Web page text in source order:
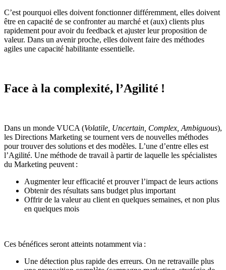
C’est pourquoi elles doivent fonctionner différemment, elles doivent
être en capacité de se confronter au marché et (aux) clients plus
rapidement pour avoir du feedback et ajuster leur proposition de
valeur. Dans un avenir proche, elles doivent faire des méthodes
agiles une capacité habilitante essentielle.
Face à la complexité, l’Agilité !
Dans un monde VUCA (Volatile, Uncertain, Complex, Ambiguous),
les Directions Marketing se tournent vers de nouvelles méthodes
pour trouver des solutions et des modèles. L’une d’entre elles est
l’Agilité. Une méthode de travail à partir de laquelle les spécialistes
du Marketing peuvent :
Augmenter leur efficacité et prouver l’impact de leurs actions
Obtenir des résultats sans budget plus important
Offrir de la valeur au client en quelques semaines, et non plus
en quelques mois
Ces bénéfices seront atteints notamment via :
Une détection plus rapide des erreurs. On ne retravaille plus